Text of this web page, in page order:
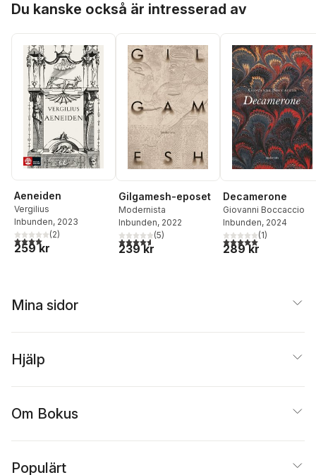
Du kanske också är intresserad av
Aeneiden
Vergilius
Inbunden, 2023
4,0utav 5 stjärnor. Totalt antal röster:
(2)
259 kr
Gilgamesh-eposet
Modernista
Inbunden, 2022
4,6utav 5 stjärnor. Totalt antal röster:
(5)
239 kr
Decamerone
Giovanni Boccaccio
Inbunden, 2024
5,0utav 5 stjärnor.
(1)
289 kr
Mina sidor
Hjälp
Om Bokus
Populärt